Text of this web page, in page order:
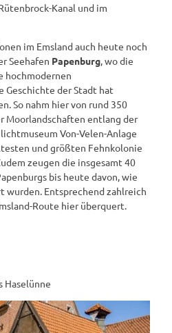
Kanal und im
im Emsland auch heute noch
Seehafen Papenburg, wo die
hochmodernen
Geschichte der Stadt hat
So nahm hier von rund 350
Moorlandschaften entlang der
Von-Velen-Anlage
und größten Fehnkolonie
zeugen die insgesamt 40
bis heute davon, wie
wurden. Entsprechend zahlreich
Route hier überquert.
Haselünne